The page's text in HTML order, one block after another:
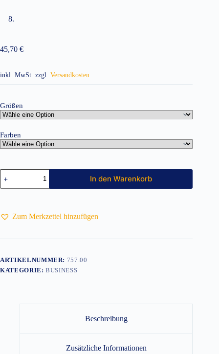
45,70 €
inkl. MwSt. zzgl. Versandkosten
Größen
Farben
Hemd
Kurzarm
Ultimate
Menge
In den Warenkorb
Zum Merkzettel hinzufügen
ARTIKELNUMMER: 757.00
KATEGORIE:BUSINESS
Beschreibung
Zusätzliche Informationen